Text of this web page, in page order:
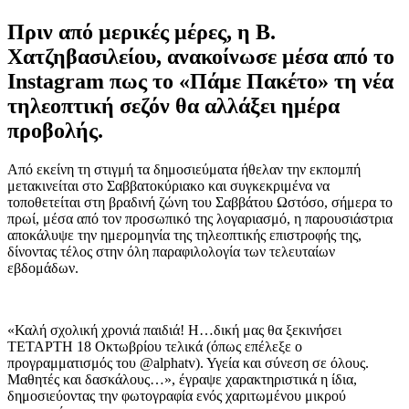
Πριν από μερικές μέρες, η Β.
Χατζηβασιλείου, ανακοίνωσε μέσα από το
Instagram πως το «Πάμε Πακέτο» τη νέα
τηλεοπτική σεζόν θα αλλάξει ημέρα
προβολής.
Από εκείνη τη στιγμή τα δημοσιεύματα ήθελαν την εκπομπή
μετακινείται στο Σαββατοκύριακο και συγκεκριμένα να
τοποθετείται στη βραδινή ζώνη του Σαββάτου Ωστόσο, σήμερα το
πρωί, μέσα από τον προσωπικό της λογαριασμό, η παρουσιάστρια
αποκάλυψε την ημερομηνία της τηλεοπτικής επιστροφής της,
δίνοντας τέλος στην όλη παραφιλολογία των τελευταίων
εβδομάδων.
«Καλή σχολική χρονιά παιδιά! Η…δική μας θα ξεκινήσει
ΤΕΤΑΡΤΗ 18 Οκτωβρίου τελικά (όπως επέλεξε ο
προγραμματισμός του @alphatv). Υγεία και σύνεση σε όλους.
Μαθητές και δασκάλους…», έγραψε χαρακτηριστικά η ίδια,
δημοσιεύοντας την φωτογραφία ενός χαριτωμένου μικρού